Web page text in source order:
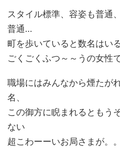
スタイル標準、容姿も普通
普通…
町を歩いていると数名はい
ごくごくふつ～～うの女性で
職場にはみんなから煙たが
名、
この御方に睨まれるともう
ない
超こわーーいお局さまが。。